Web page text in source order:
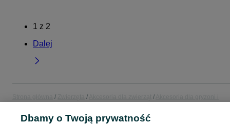
1 z 2
Dalej
Strona główna Zwierzęta Akcesoria dla zwierząt
Wągrowiec
Dbamy o Twoją prywatność